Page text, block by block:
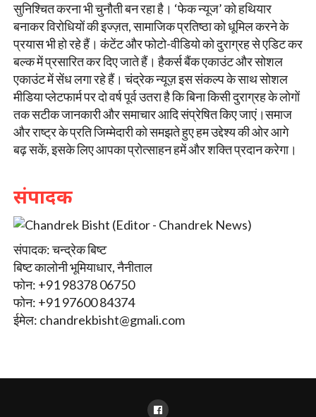
सुनिश्चित करना भी चुनौती बन रहा है। ‘फेक न्यूज’ को हथियार
बनाकर विरोधियों की इज्ज़त, सामाजिक प्रतिष्ठा को धूमिल करने के
प्रयास भी हो रहे हैं। कंटेंट और फोटो-वीडियो को दुराग्रह से एडिट कर
बल्क में प्रसारित कर दिए जाते हैं। हैकर्स बैंक एकाउंट और सोशल
एकाउंट में सेंध लगा रहे हैं। चंद्रेक न्यूज़ इस संकल्प के साथ सोशल
मीडिया प्लेटफार्म पर दो वर्ष पूर्व उतरा है कि बिना किसी दुराग्रह के लोगों
तक सटीक जानकारी और समाचार आदि संप्रेषित किए जाएं।समाज
और राष्ट्र के प्रति जिम्मेदारी को समझते हुए हम उद्देश्य की ओर आगे
बढ़ सकें, इसके लिए आपका प्रोत्साहन हमें और शक्ति प्रदान करेगा।
संपादक
संपादक: चन्द्रेक बिष्ट
बिष्ट कालोनी भूमियाधार, नैनीताल
फोन: +91 98378 06750
फोन: +91 97600 84374
ईमेल: chandrekbisht@gmali.com